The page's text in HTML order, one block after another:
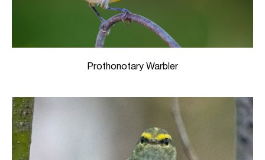
Prothonotary Warbler